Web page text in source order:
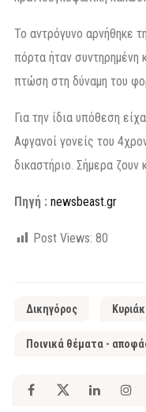
Το αντρόγυνο αρνήθηκε
πόρτα ήταν συντηρημένη
πτώση στη δύναμη του
Για την ίδια υπόθεση
Αφγανοί γονείς του
δικαστήριο. Σήμερα ζουν
Πηγή : newsbeast.gr
Post Views: 80
Δικηγόρος
Ποινικά θέματα -